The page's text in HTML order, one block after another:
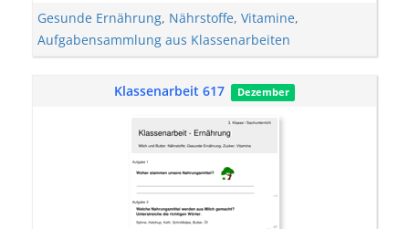
Gesunde Ernährung, Nährstoffe, Vitamine,
Aufgabensammlung aus Klassenarbeiten
Klassenarbeit 617 Dezember